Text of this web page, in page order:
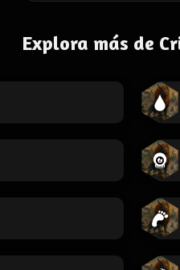
Explora más de